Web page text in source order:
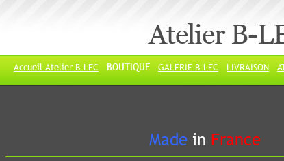
Atelier B-
Accueil Atelier B-LEC BOUTIQUE GALERIE B-LEC LIVRAISON
Made in France